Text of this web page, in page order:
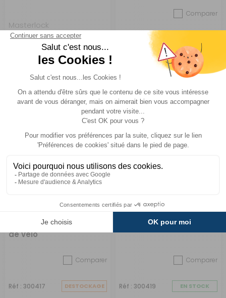
Masterlock
Réf : P000996 EN STOCK
CHOISIR LE
MODÈLE
A partir de :
40,90 €
Comparer
Réf : 300415
ACHETER 49,90 €
-32%
Lubrifiant pour chaîne
de vélo
Comparer
Réf : 300417 DESTOCKAGE
Sacoche de selle vélo
Comparer
Réf : 300419 EN STOCK